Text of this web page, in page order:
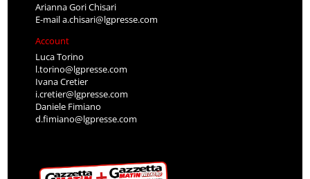
Arianna Gori Chisari
E-maila.chisari@lgpresse.com
Account
Luca Torino
l.torino@lgpresse.com
Ivana Cretier
i.cretier@lgpresse.com
Daniele Fimiano
d.fimiano@lgpresse.com